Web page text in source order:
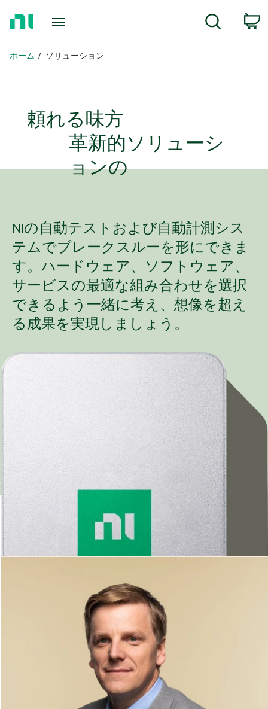
ホーム ソリューション
頼れる味方
革新的ソリューシ
ョンの
NIの自動テストおよび自動計測シス
テムでブレークスルーを形にできま
す。ハードウェア、ソフトウェア、
サービスの最適な組み合わせを選択
できるよう一緒に考え、想像を超え
る成果を実現しましょう。